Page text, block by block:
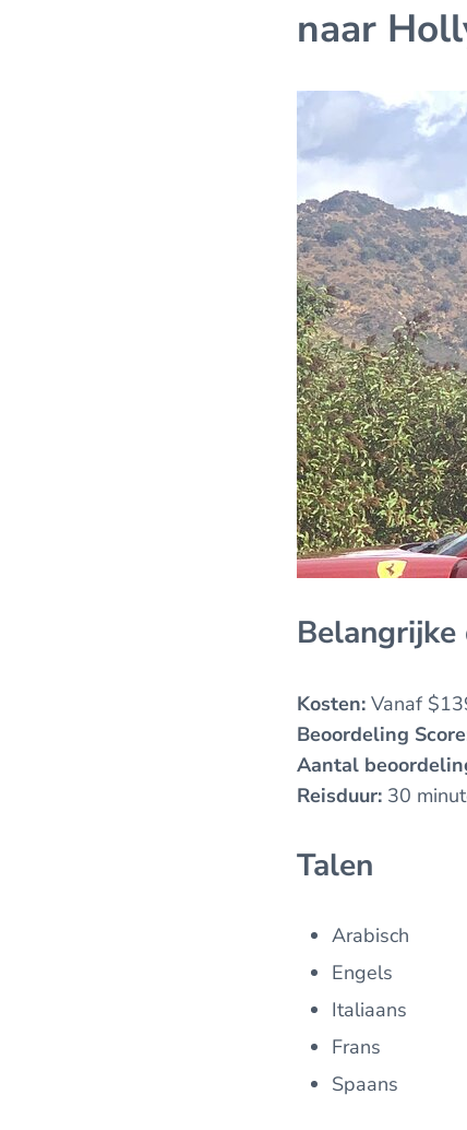
naar
Kosten: Vanaf
Beoordeling
Aantal
Reisduur: 30
Talen
Arabisch
Engels
Italiaans
Frans
Spaans